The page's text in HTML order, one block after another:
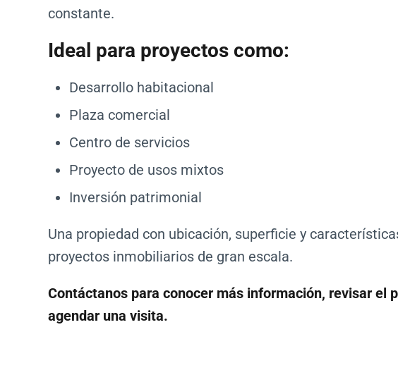
constante.
Ideal para proyectos como:
Desarrollo habitacional
Plaza comercial
Centro de servicios
Proyecto de usos mixtos
Inversión patrimonial
Una propiedad con ubicación, superficie y
proyectos inmobiliarios de gran escala.
Contáctanos para conocer más información, revisar el
agendar una visita.